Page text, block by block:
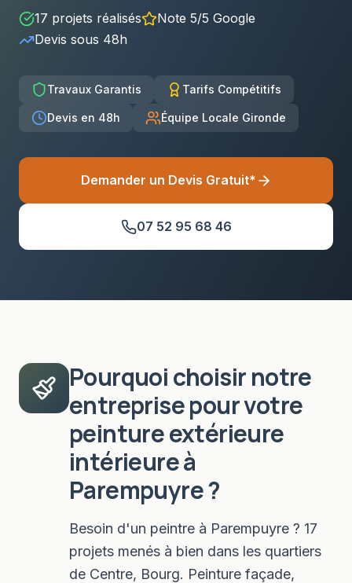
17 projets réalisés
Note 5/5 Google
Devis sous 48h
Travaux Garantis Tarifs Compétitifs
Devis en 48h Équipe Locale Gironde
Demander un Devis Gratuit*
07 52 95 68 46
Pourquoi choisir notre
entreprise pour votre
peinture extérieure
intérieureà
Parempuyre?
Besoin d'un peintre à Parempuyre ? 17
projets menés à bien dans les quartiers
de Centre, Bourg. Peinture façade,